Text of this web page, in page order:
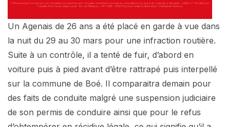
Un Agenais de 26 ans a été placé en garde à vue dans
la nuit du 29 au 30 mars pour une infraction routière.
Suite à un contrôle, il a tenté de fuir, d’abord en
voiture puis à pied avant d’être rattrapé puis interpellé
sur la commune de Boé. Il comparaitra demain pour
des faits de conduite malgré une suspension judiciaire
de son permis de conduire ainsi que pour le refus